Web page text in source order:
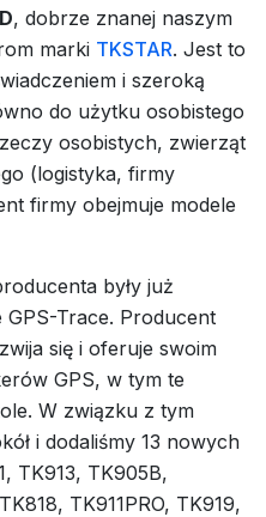
, dobrze znanej naszym
marki TKSTAR. Jest to
i szeroką
do użytku osobistego
osobistych, zwierząt
(logistyka, firmy
firmy obejmuje modele
były już
Trace. Producent
się i oferuje swoim
GPS, w tym te
W związku z tym
i dodaliśmy 13 nowych
TK913, TK905B,
TK911PRO, TK919,